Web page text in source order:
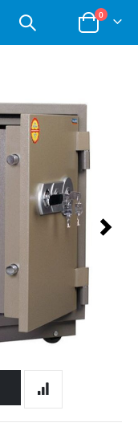
Корзина
0позиции